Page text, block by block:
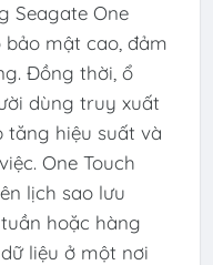
Seagate One
bảo mật cao, đảm
Đồng thời, ổ
dùng truy xuất
tăng hiệu suất và
One Touch
lịch sao lưu
hoặc hàng
liệu ở một nơi